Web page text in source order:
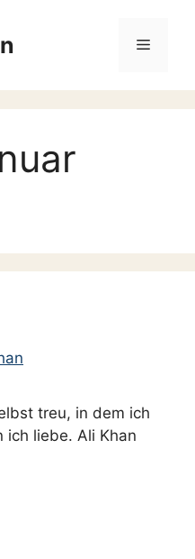
Menü
treu, in dem ich
liebe. Ali Khan